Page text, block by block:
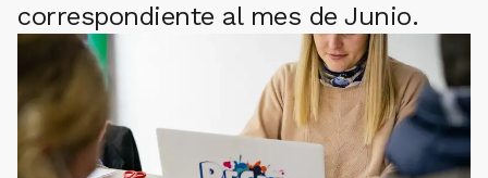
correspondiente al mes de Junio.